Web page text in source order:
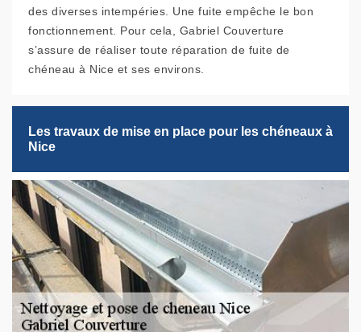
des diverses intempéries. Une fuite empêche le bon
fonctionnement. Pour cela, Gabriel Couverture
s’assure de réaliser toute réparation de fuite de
chéneau à Nice et ses environs.
Les travaux de mise en place pour les chéneaux à
Nice